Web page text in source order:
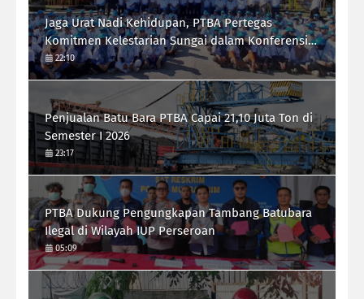
Jaga Urat Nadi Kehidupan, PTBA Pertegas
Komitmen Kelestarian Sungai dalam Konferensi
Sungai Indonesia 2026
22:10
Penjualan Batu Bara PTBA Capai 21,10 Juta Ton di
Semester I 2026
23:17
PTBA Dukung Pengungkapan Tambang Batubara
Ilegal di Wilayah IUP Perseroan
05:09